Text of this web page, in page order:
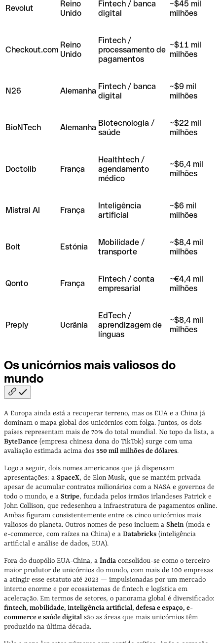
Revolut
Reino
Unido
Fintech / banca
digital
~$45 mil
milhões
Checkout.com
Reino
Unido
Fintech /
processamento de
pagamentos
~$11 mil
milhões
N26 Alemanha Fintech / banca
digital
~$9 mil
milhões
BioNTech Alemanha Biotecnologia /
saúde
~$22 mil
milhões
Doctolib França
Healthtech /
agendamento
médico
~$6,4 mil
milhões
Mistral AI França
Inteligência
artificial
~$6 mil
milhões
Bolt Estónia
Mobilidade /
transporte
~$8,4 mil
milhões
Qonto França
Fintech / conta
empresarial
~€4,4 mil
milhões
Preply Ucrânia
EdTech /
aprendizagem de
línguas
~$8,4 mil
milhões
Os unicórnios mais valiosos do
mundo
A Europa ainda está a recuperar terreno, mas os EUA e a China já
dominam o mapa global dos unicórnios com folga. Juntos, os dois
países representam mais de 70% do total mundial. No topo da lista, a
ByteDance (empresa chinesa dona do TikTok) surge com uma
avaliação estimada acima dos 550 mil milhões de dólares.
Logo a seguir, dois nomes americanos que já dispensam
apresentações: a SpaceX, de Elon Musk, que se mantém privada
apesar de acumular contratos milionários com a NASA e governos de
todo o mundo, e a Stripe, fundada pelos irmãos irlandeses Patrick e
John Collison, que redesenhou a infraestrutura de pagamentos online.
Ambas figuram consistentemente entre os cinco unicórnios mais
valiosos do planeta. Outros nomes de peso incluem a Shein (moda e
e-commerce, com raízes na China) e a Databricks (inteligência
artificial e análise de dados, EUA).
Fora do duopólio EUA-China, a Índia consolidou-se como o terceiro
maior produtor de unicórnios do mundo, com mais de 100 empresas
a atingir esse estatuto até 2023 — impulsionadas por um mercado
interno enorme e por ecossistemas de fintech e logística em
aceleração. Em termos de setores, o panorama global é diversificado:
fintech, mobilidade, inteligência artificial, defesa e espaço, e-
commerce e saúde digital são as áreas que mais unicórnios têm
produzido na última década.